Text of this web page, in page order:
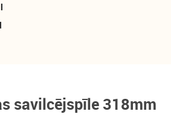
savilcējspīle 318mm